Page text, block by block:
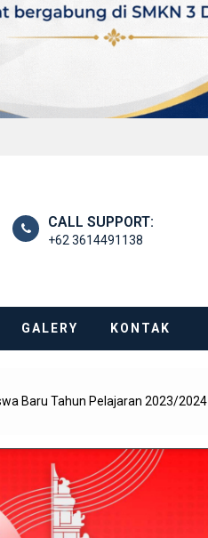
CALL SUPPORT:
+62 3614491138
GALERY KONTAK
Baru Tahun Pelajaran 2023/2024